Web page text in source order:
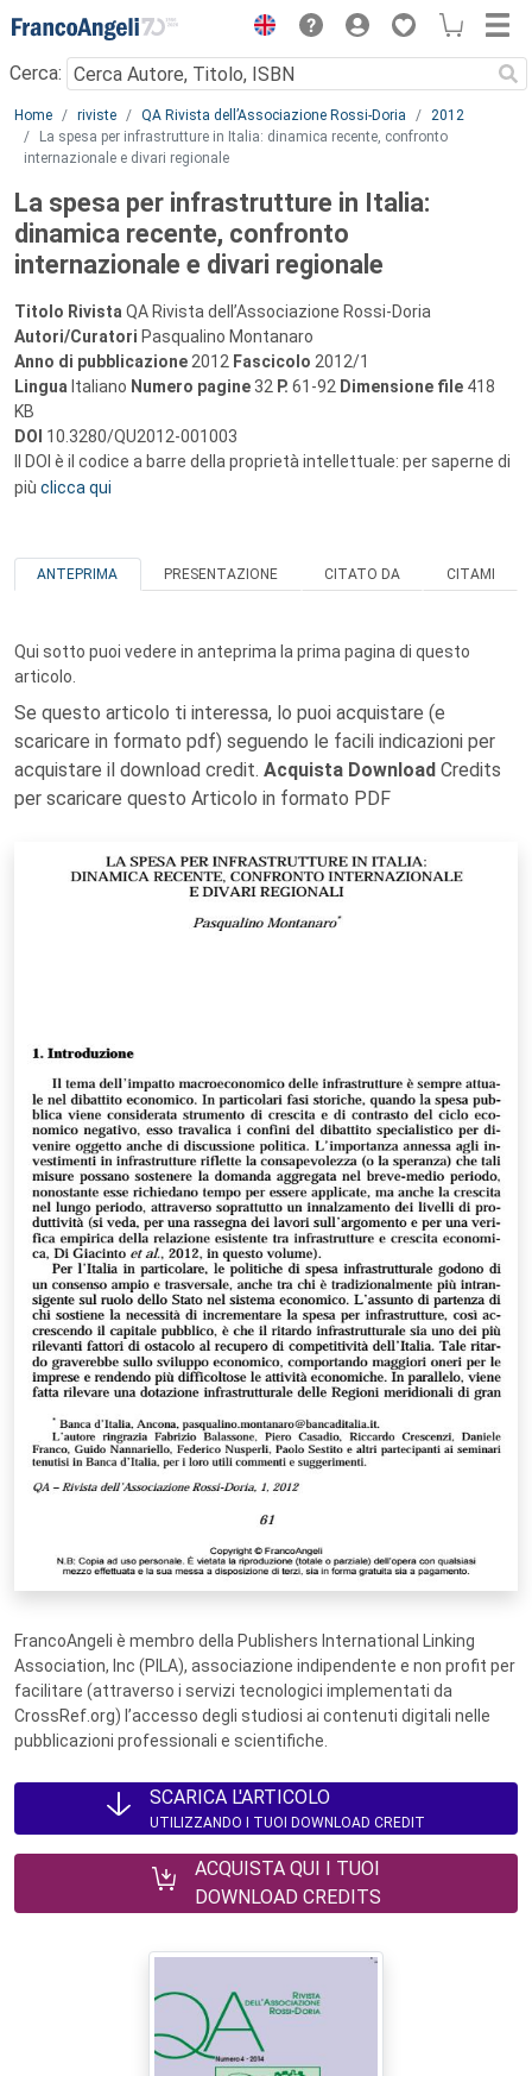
Menu
Cerca:
Main content
Home riviste QA Rivista dell’Associazione Rossi-Doria
2012
La spesa per infrastrutture in Italia: dinamica recente, confronto
internazionale e divari regionale
La spesa per infrastrutture in Italia:
dinamica recente, confronto
internazionale e divari regionale
Titolo Rivista QA Rivista dell’Associazione Rossi-Doria
Autori/Curatori Pasqualino Montanaro
Anno di pubblicazione 2012 Fascicolo 2012/1
Lingua Italiano Numero pagine 32 P. 61-92 Dimensione file 418
KB
DOI 10.3280/QU2012-001003
Il DOI è il codice a barre della proprietà intellettuale: per saperne di
più clicca qui
ANTEPRIMA PRESENTAZIONE CITATO DA CITAMI
Qui sotto puoi vedere in anteprima la prima pagina di questo
articolo.
Se questo articolo ti interessa, lo puoi acquistare (e
scaricare in formato pdf) seguendo le facili indicazioni per
acquistare il download credit. Acquista Download Credits
per scaricare questo Articolo in formato PDF
FrancoAngeli è membro della Publishers International Linking
Association, Inc (PILA), associazione indipendente e non profit per
facilitare (attraverso i servizi tecnologici implementati da
CrossRef.org) l’accesso degli studiosi ai contenuti digitali nelle
pubblicazioni professionali e scientifiche.
SCARICA L'ARTICOLO
UTILIZZANDO I TUOI DOWNLOAD CREDIT
ACQUISTA QUI I TUOI
DOWNLOAD CREDITS